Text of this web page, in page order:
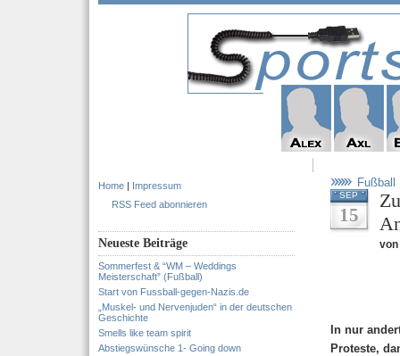
Home | Impressum
RSS Feed abonnieren
Neueste Beiträge
Sommerfest & “WM – Weddings
Meisterschaft” (Fußball)
Start von Fussball-gegen-Nazis.de
„Muskel- und Nervenjuden“ in der deutschen
Geschichte
Smells like team spirit
Abstiegswünsche 1- Going down
Fußball
SEP
15
von
In nur
Proteste,